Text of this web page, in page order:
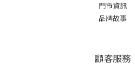
門市資訊
品牌故事
顧客服務